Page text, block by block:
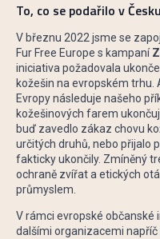
To, co se podařilo v
V březnu 2022 jsme se
Fur Free Europe s kampaní
iniciativa požadovala
kožešin na evropském trhu.
Evropy následuje našeho
kožešinových farem
buď zavedlo zákaz chovu
určitých druhů, nebo přijalo
fakticky ukončily. Zmíněný
ochraně zvířat a etických
průmyslem.
V rámci evropské občanské
dalšími organizacemi